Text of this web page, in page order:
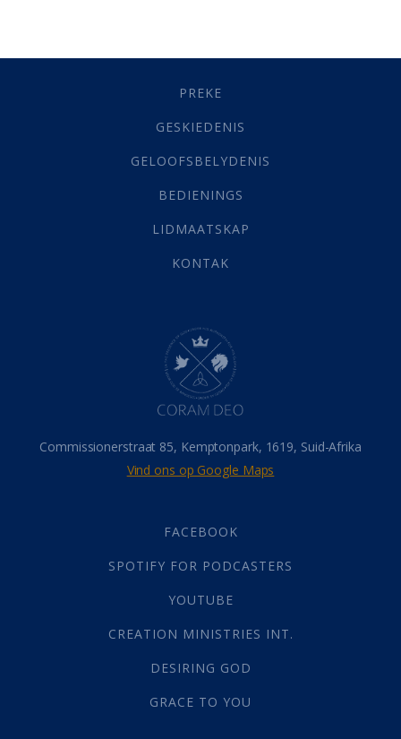
Geestelike Groei(10)
(21)
Grys Areas(4)
Lewensdoel(3)
Selfondersoek(1)
Werk(22)
(142)
Hemel (31)
Israel (14)
Millennium(1)
Oordeelsdag(19)
Verheerlikte liggaam
Wederkoms
(27)
Gebed(87)
Die Onse Vader(12)
God(392)
Afgode(23)
Almag(1)
Alomteenwoordig
Alwetendheid (1)
PREKE
GESKIEDENIS
GELOOFSBELYDENIS
BEDIENINGS
LIDMAATSKAP
KONTAK
Commissionerstraat 85, Kemptonpark, 1619, Suid-Afrika
Vind ons op Google Maps
FACEBOOK
SPOTIFY FOR PODCASTERS
YOUTUBE
CREATION MINISTRIES INT.
DESIRING GOD
GRACE TO YOU